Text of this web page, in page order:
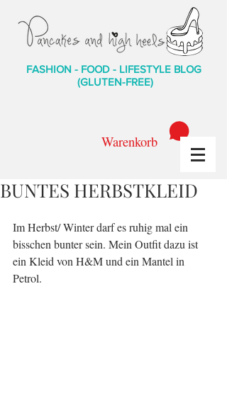
FASHION - FOOD - LIFESTYLE BLOG
(GLUTEN-FREE)
Warenkorb
BUNTES HERBSTKLEID
Im Herbst/ Winter darf es ruhig mal ein
bisschen bunter sein. Mein Outfit dazu ist
ein Kleid von H&M und ein Mantel in
Petrol.